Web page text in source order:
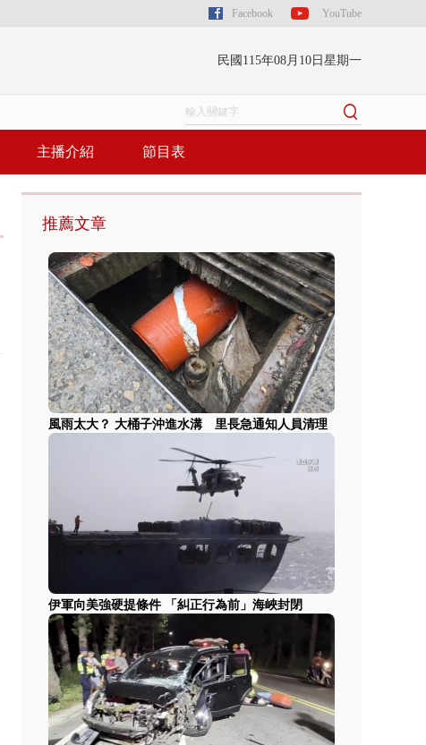
Facebook YouTube
民國115年08月10日星期一
主播介紹 節目表
推薦文章
風雨太大？ 大桶子沖進水溝 里長急通知人員清理
伊軍向美強硬提條件 「糾正行為前」海峽封閉